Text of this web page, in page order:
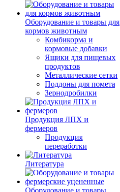
Оборудование и товары для
кормов животным
Комбикорма и
кормовые добавки
Ящики для пищевых
продуктов
Металлические сетки
Поддоны для помета
Зернодробилки
Продукция ЛПХ и
фермеров
Продукция
переработки
Литература
Оборудование и товары